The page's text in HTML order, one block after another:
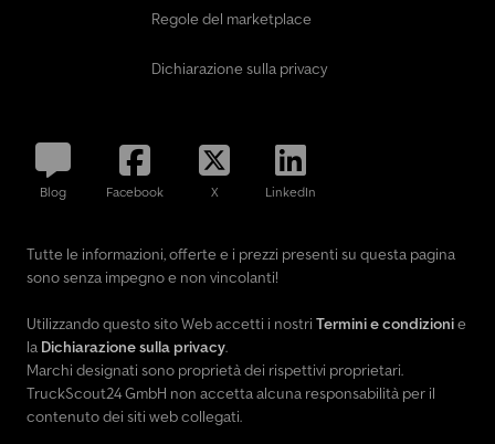
Regole del marketplace
Dichiarazione sulla privacy
Blog Facebook X LinkedIn
Tutte le informazioni, offerte e i prezzi presenti su questa pagina
sono senza impegno e non vincolanti!
Utilizzando questo sito Web accetti i nostri Termini e condizionie
la Dichiarazione sulla privacy.
Marchi designati sono proprietà dei rispettivi proprietari.
TruckScout24 GmbH non accetta alcuna responsabilità per il
contenuto dei siti web collegati.